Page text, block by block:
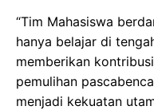
“Tim Mahasiswa
hanya belajar di
memberikan
pemulihan
menjadi kekuatan